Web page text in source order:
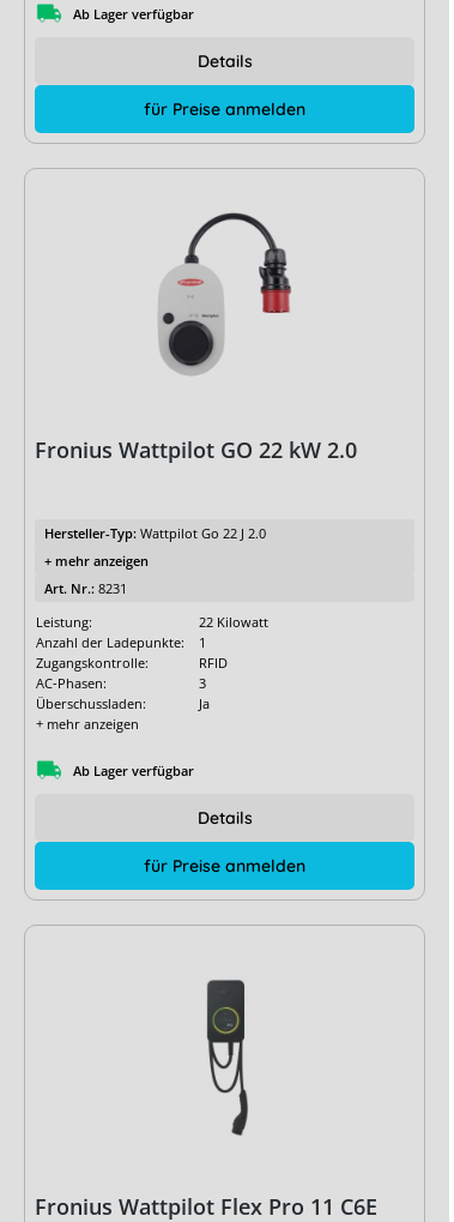
Ab Lager verfügbar
für Preise anmelden
Details
Fronius Wattpilot GO 22 kW 2.0
Hersteller-Typ: Wattpilot Go 22 J 2.0
+ mehr anzeigen
Art. Nr.: 8231
Leistung:
22 Kilowatt
Anzahl der Ladepunkte:
1
Zugangskontrolle:
RFID
AC-Phasen:
3
Überschussladen:
Ja
+ mehr anzeigen
Ab Lager verfügbar
für Preise anmelden
Details
Fronius Wattpilot Flex Pro 11 C6E